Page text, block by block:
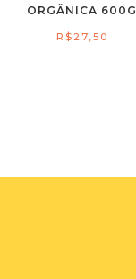
ORGÂNICA 600G
R$ 27,50